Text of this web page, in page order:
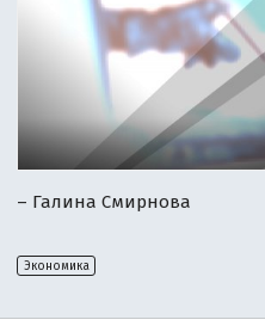
– Галина Смирнова
Экономика